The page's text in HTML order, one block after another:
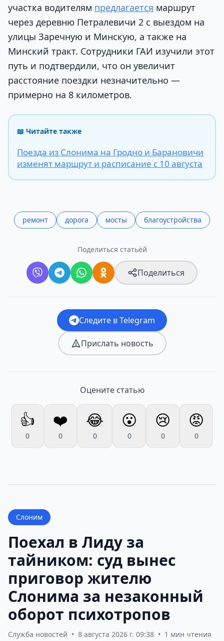
участка водителям предлагается маршрут
через деревню Петралевичи 2 с выездом на
улицы Заречную и Минскую, а также на
Минский тракт. Сотрудники ГАИ изучили этот
путь и подтвердили, что он увеличит
расстояние поездки незначительно —
примерно на 8 километров.
📖 Читайте также
Поезда из Слонима на Гродно и Барановичи
изменят маршрут и расписание с 10 августа
ремонт дорога мосты благоустройства
Поделиться статьёй
Поделиться
Следите в Telegram
Прислать новость
Оцените статью
👍
0
❤️
0
😂
0
😮
0
😢
0
😡
0
Слоним
Поехал в Лиду за
тайником: суд вынес
приговор жителю
Слонима за незаконный
оборот психотропов
Служба новостей • 8 августа 2026 г. 09:38 • 1 мин чтения